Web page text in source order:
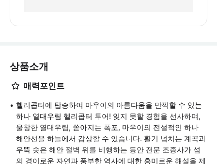
상품소개
매력포인트
헬리콥터에 탑승하여 마우이의 아름다움을 만끽할 수 있는
하나 열대우림 헬리콥터 투어! 잊지 못할 경험을 선사하며,
울창한 열대우림, 쏟아지는 폭포, 마우이의 전설적인 하나
해안선을 하늘에서 감상할 수 있습니다. 활기 넘치는 계곡과
우뚝 솟은 해안 절벽 위를 비행하는 동안 전문 조종사가 섬
의 경이로운 자연과 풍부한 역사에 대한 흥미로운 해설을 제